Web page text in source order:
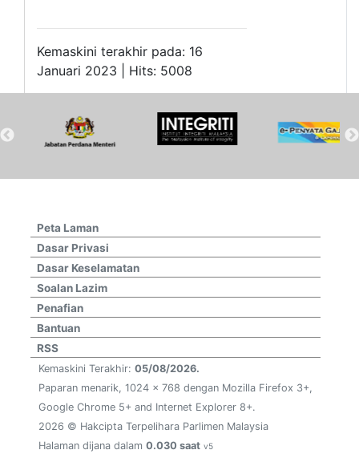
Kemaskini terakhir pada: 16
Januari 2023 | Hits: 5008
Peta Laman
Dasar Privasi
Dasar Keselamatan
Soalan Lazim
Penafian
Bantuan
RSS
Kemaskini Terakhir: 05/08/2026.
Paparan menarik, 1024 x 768 dengan Mozilla Firefox 3+,
Google Chrome 5+ and Internet Explorer 8+.
2026 © Hakcipta Terpelihara Parlimen Malaysia
Halaman dijana dalam 0.030 saat v5